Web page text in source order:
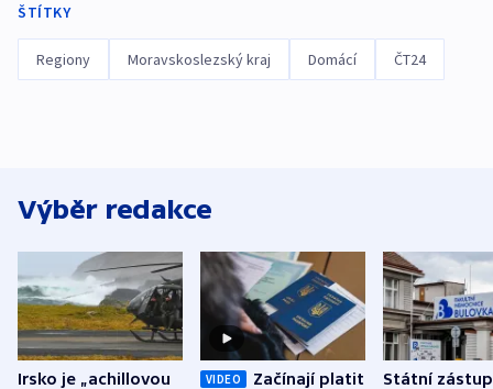
ŠTÍTKY
Regiony Moravskoslezský kraj Domácí ČT24
Výběr redakce
Irsko je „achillovou
VIDEO
Začínají platit
Státní